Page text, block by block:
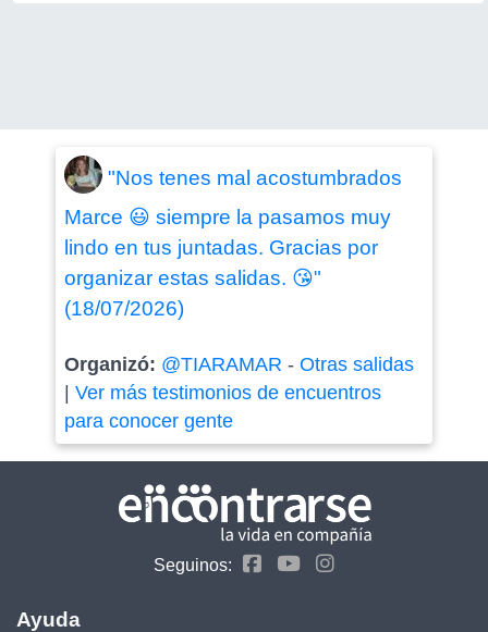
"Nos tenes mal acostumbrados
Marce 😃 siempre la pasamos muy
lindo en tus juntadas. Gracias por
organizar estas salidas. 😘"
(18/07/2026)
Organizó: @TIARAMAR - Otras salidas
Ver más testimonios de encuentros
para conocer gente
Seguinos:
Ayuda